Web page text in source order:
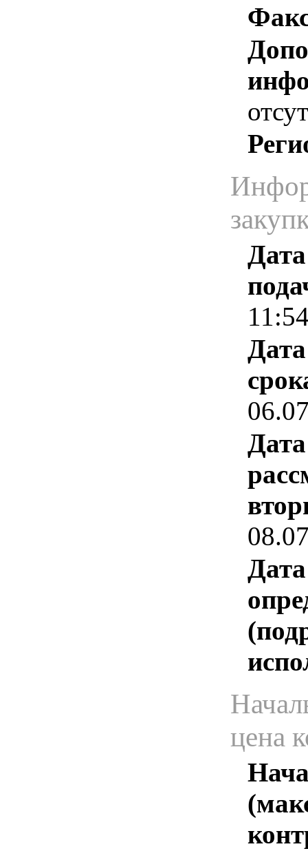
цена